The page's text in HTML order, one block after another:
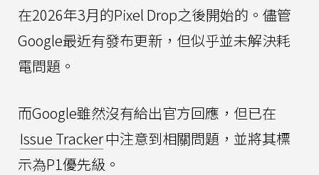
在2026年3月的Pixel Drop之後開始的。儘管
Google最近有發布更新，但似乎並未解決耗
電問題。
而Google雖然沒有給出官方回應，但已在
Issue Tracker中注意到相關問題，並將其標
示為P1優先級。